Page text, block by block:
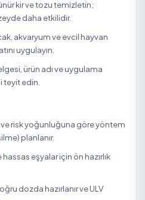
kolu, priz, masa, lavabo) ek
Uygulamanın etkinliği
dozda hazırlanmasına ve
bağlıdır.
ev, ofis, işyeri, okul, kreş, kafe-
firmaların müşteri puanlarını,
karşılaştırarak uygun gün-saatte
Tüm hizmet verenler
ve ödemeniz hizmet